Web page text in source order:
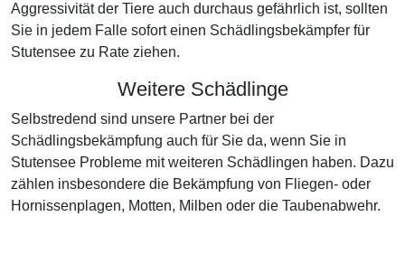
Aggressivität der Tiere auch durchaus gefährlich ist, sollten
Sie in jedem Falle sofort einen Schädlingsbekämpfer für
Stutensee zu Rate ziehen.
Weitere Schädlinge
Selbstredend sind unsere Partner bei der
Schädlingsbekämpfung auch für Sie da, wenn Sie in
Stutensee Probleme mit weiteren Schädlingen haben. Dazu
zählen insbesondere die Bekämpfung von Fliegen- oder
Hornissenplagen, Motten, Milben oder die Taubenabwehr.